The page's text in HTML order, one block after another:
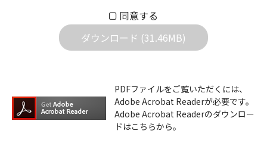
属します。ダウンロードした取扱説明書は、
個人が本来の目的でご使用されることは可能
ですが、権利者の許諾を得ることなく、以下
ダウンロードした取扱説明書は、複製、賃
貸、改変、公衆送信、または公衆送信可能
化することはできません。
同意する
ダウンロード (31.46MB)
PDFファイルをご覧いただくには、
Adobe Acrobat Readerが必要です。
Adobe Acrobat Readerのダウンロー
ドはこちらから。